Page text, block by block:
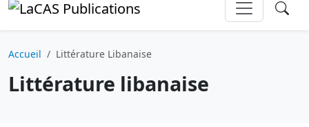
Accueil Littérature Libanaise
Littérature libanaise